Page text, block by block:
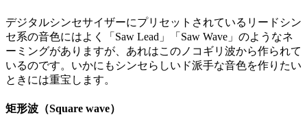
デジタルシンセサイザーにプリセットされているリードシン
セ系の音色にはよく「Saw Lead」「Saw Wave」のようなネ
ーミングがありますが、あれはこのノコギリ波から作られて
いるのです。いかにもシンセらしいド派手な音色を作りたい
ときには重宝します。
矩形波（Square wave）